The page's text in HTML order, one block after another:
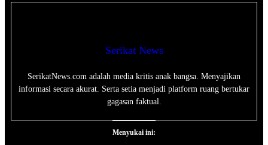
Serikat News
SerikatNews.com adalah media kritis anak bangsa. Menyajikan
informasi secara akurat. Serta setia menjadi platform ruang bertukar
gagasan faktual.
Menyukai ini: